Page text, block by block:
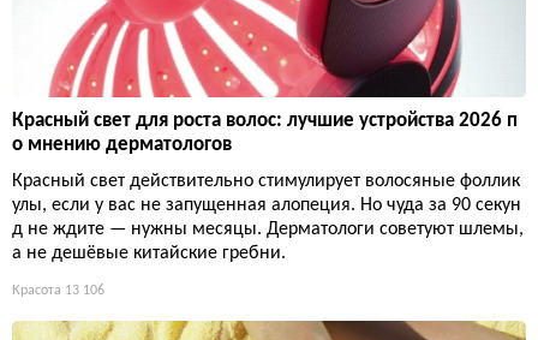
Красный свет для роста волос: лучшие устройства 2026 п
о мнению дерматологов
Красный свет действительно стимулирует волосяные фоллик
улы, если у вас не запущенная алопеция. Но чуда за 90 секун
д не ждите — нужны месяцы. Дерматологи советуют шлемы,
а не дешёвые китайские гребни.
Красота 13 106